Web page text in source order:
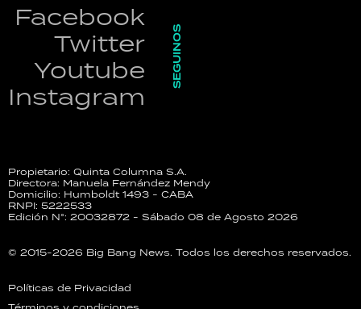
Facebook
Twitter
Youtube
Instagram
SEGUINOS
Propietario: Quinta Columna S.A.
Directora: Manuela Fernández Mendy
Domicilio: Humboldt 1493 - CABA
RNPI: 5222533
Edición N°: 20032872 - Sábado 08 de Agosto 2026
© 2015-2026 Big Bang News. Todos los derechos reservados.
Políticas de Privacidad